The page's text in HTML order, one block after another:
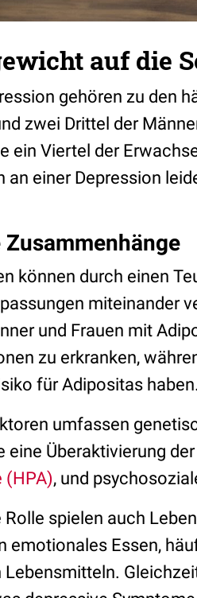
auf die
gehören zu den
zwei Drittel der
ein Viertel der
einer Depression
können durch einen
miteinander
und Frauen mit
zu erkranken,
für Adipositas haben.
umfassen
eine Überaktivierung der
(HPA), und
Rolle spielen auch
emotionales Essen,
Lebensmitteln.